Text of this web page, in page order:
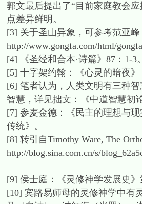
郭文最后提出了“目前家庭教会
点差异鲜明。
[3] 关于圣山异象，可参考范亚
http://www.gongfa.com/html/
[4] 《圣经和合本·诗篇》87：1-3。
[5] 十字架约翰：《心灵的暗夜》
[6] 笔者认为，人类文明有三种
智慧，详见拙文：《中道智慧初
[7] 参麦金德：《民主的理想与
传统》。
[8] 转引自Timothy Ware, The
http://blog.sina.com.cn/s/
[9] 侯士庭：《灵修神学发展史》
[10] 宾路易师母的灵修神学中